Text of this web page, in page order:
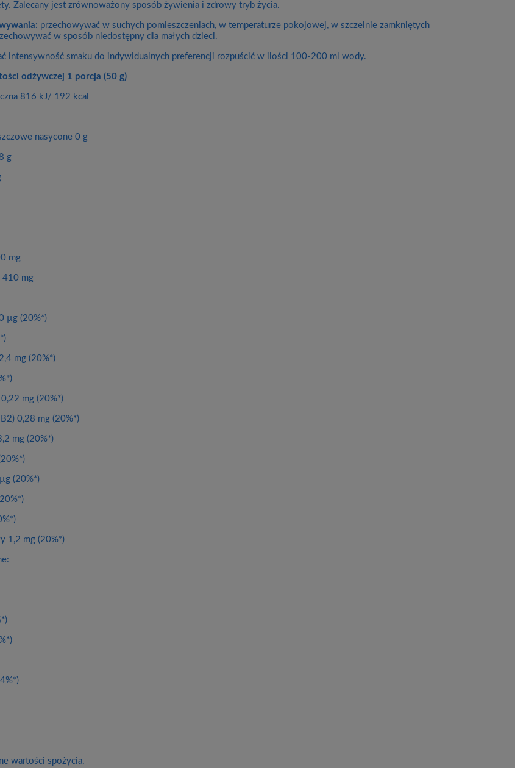
Zalecany jest zrównoważony sposób żywienia i zdrowy tryb życia.
przechowywać w suchych pomieszczeniach, w temperaturze pokojowej, w szczelnie zamkniętych
w sposób niedostępny dla małych dzieci.
intensywność smaku do indywidualnych preferencji rozpuścić w ilości 100-200 ml wody.
odżywczej 1 porcja (50 g)
816 kJ/ 192 kcal
nasycone 0 g
g
mg
410 mg
µg (20%*)
mg (20%*)
0,22 mg (20%*)
0,28 mg (20%*)
mg (20%*)
(20%*)
1,2 mg (20%*)
wartości spożycia.